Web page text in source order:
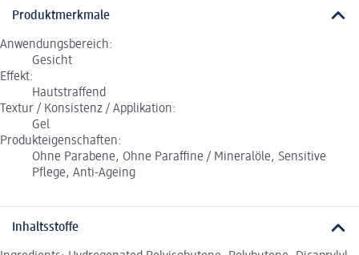
Produktmerkmale
Anwendungsbereich:
Gesicht
Effekt:
Hautstraffend
Textur / Konsistenz / Applikation:
Gel
Produkteigenschaften:
Ohne Parabene, Ohne Paraffine / Mineralöle, Sensitive
Pflege, Anti-Ageing
Inhaltsstoffe